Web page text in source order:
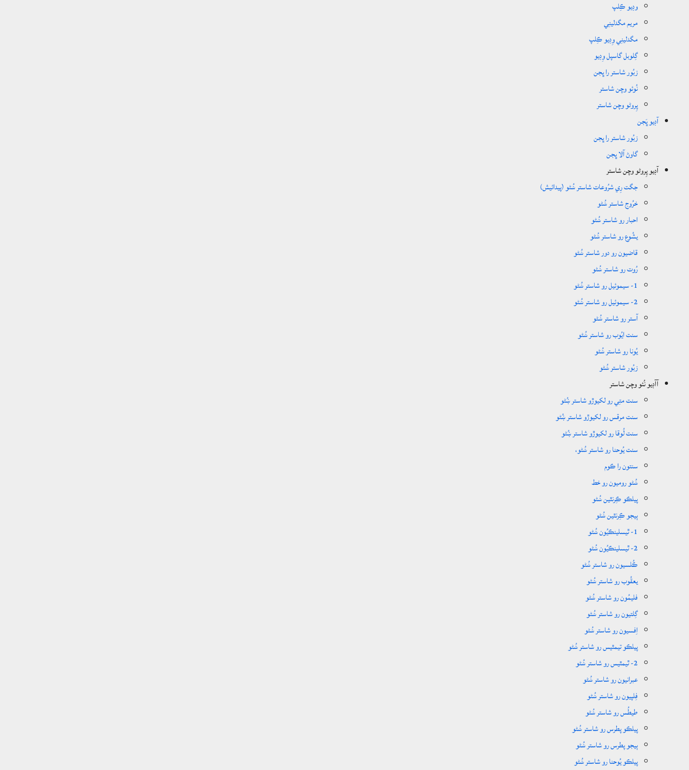
وڊيو ڪِلپ
مريم مگدلينِي
مگدلينِي وِڊيو ڪِلپ
گِلوبل گاسپل وِڊيو
زبُور شاستر را ڀجن
نُوئو وچن شاستر
پِروڻو وچن شاستر
آڊيو ڀَجن
زبُور شاستر را ڀجن
گاوڻ آݪا ڀجن
آڊيو پِروڻو وچن شاستر
جگت رِي شرُوعات شاستر ݾُڻو (پيدائيش)
خرُوج شاستر ݾُڻو
احبار رو شاستر ݾُڻو
يشُوع رو شاستر ݾُڻو
قاضيون رو دور شاستر ݾُڻو
رُوت رو شاستر ݾُڻو
1- سيموئيل رو شاستر ݾُڻو
2- سيموئيل رو شاستر ݾُڻو
آستر رو شاستر ݾُڻو
سنت ايُوب رو شاستر ݾُڻو
يُونا رو شاستر ݾُڻو
زبُور شاستر ݾُڻو
آآڊيو نُئو وچن شاستر
سنت متِي رو لکيوڙو شاستر ښُڻو
سنت مرقس رو لکيوڙو شاستر ښُڻو
سنت لُوقا رو لکيوڙو شاستر ښُڻو
سنت يُوحنا رو شاستر ݾُڻو،
سنتون را ڪوم
ݾُڻو روميون رو خط
پيلڪو ڪِرنٿين ݾُڻو
ٻيجو ڪِرنٿين ݾُڻو
1- ٿيسلينڪيُون ݾُڻو
2- ٿيسلينڪيُون ݾُڻو
ڪُلسيون رو شاستر ݾُڻو
يعقُوب رو شاستر ݾُڻو
فليمُون رو شاستر ݾُڻو
گِلتيون رو شاستر ݾُڻو
اِفسيون رو شاستر ݾُڻو
پيلڪو تيمٿيس رو شاستر ݾُڻو
2- ٿيمٿيس رو شاستر ݾُڻو
عبرانيون رو شاستر ݾُڻو
فِلپيون رو شاستر ݾُڻو
طيطُس رو شاستر ݾُڻو
پيلڪو پطرس رو شاستر ݾُڻو
ٻيجو پطرس رو شاستر ݾُڻو
پيلڪو يُوحنا رو شاستر ݾُڻو